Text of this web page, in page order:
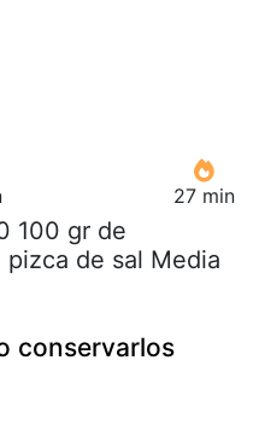
27 min
100 gr de
pizca de sal Media
conservarlos